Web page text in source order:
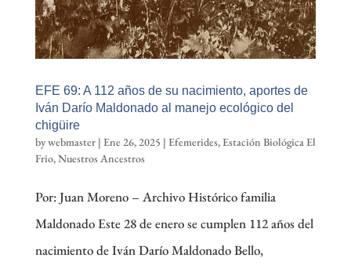
EFE 69: A 112 años de su nacimiento, aportes de
Iván Darío Maldonado al manejo ecológico del
chigüire
bywebmaster| Ene 26, 2025 | Efemerides,Estación Biológica El
Frio,Nuestros Ancestros
Por: Juan Moreno – Archivo Histórico familia
Maldonado Este 28 de enero se cumplen 112 años del
nacimiento de Iván Darío Maldonado Bello,